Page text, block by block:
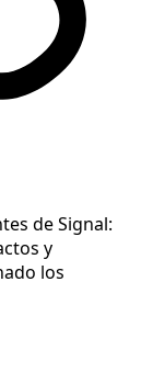
de Signal:
y
los